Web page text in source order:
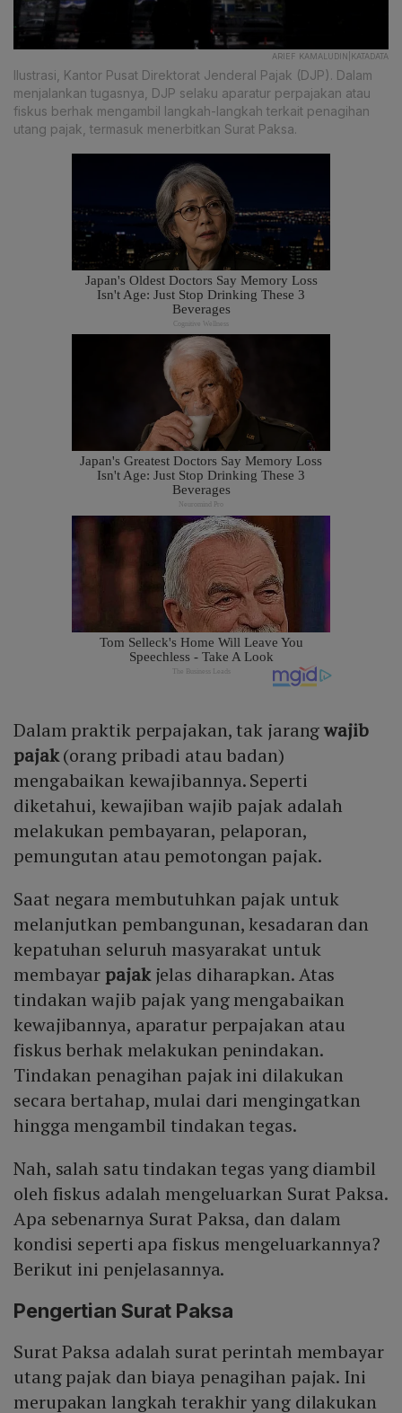
ARIEF KAMALUDIN|KATADATA
Ilustrasi, Kantor Pusat Direktorat Jenderal Pajak (DJP). Dalam
menjalankan tugasnya, DJP selaku aparatur perpajakan atau
fiskus berhak mengambil langkah-langkah terkait penagihan
utang pajak, termasuk menerbitkan Surat Paksa.
Dalam praktik perpajakan, tak jarangwajib
pajak(orang pribadi atau badan)
mengabaikan kewajibannya. Seperti
diketahui, kewajiban wajib pajak adalah
melakukan pembayaran, pelaporan,
pemungutan atau pemotongan pajak.
Saat negara membutuhkan pajak untuk
melanjutkan pembangunan, kesadaran dan
kepatuhan seluruh masyarakat untuk
membayarpajakjelas diharapkan. Atas
tindakan wajib pajak yang mengabaikan
kewajibannya, aparatur perpajakan atau
fiskus berhak melakukan penindakan.
Tindakan penagihan pajak ini dilakukan
secara bertahap, mulai dari mengingatkan
hingga mengambil tindakan tegas.
Nah, salah satu tindakan tegas yang diambil
oleh fiskus adalah mengeluarkan Surat Paksa.
Apa sebenarnya Surat Paksa, dan dalam
kondisi seperti apa fiskus mengeluarkannya?
Berikut ini penjelasannya.
Pengertian Surat Paksa
Surat Paksa adalah surat perintah membayar
utang pajak dan biaya penagihan pajak. Ini
merupakan langkah terakhir yang dilakukan